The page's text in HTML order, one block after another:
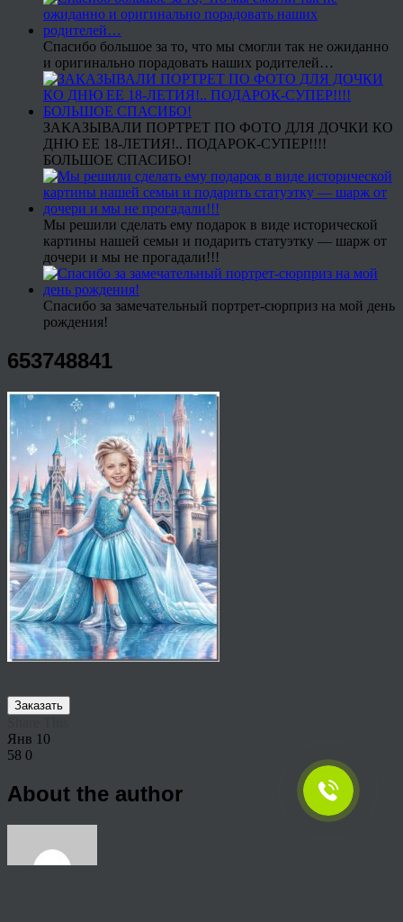
Спасибо большое за то, что мы смогли так не ожиданно
и оригинально порадовать наших родителей…
ЗАКАЗЫВАЛИ ПОРТРЕТ ПО ФОТО ДЛЯ ДОЧКИ КО
ДНЮ ЕЕ 18-ЛЕТИЯ!.. ПОДАРОК-СУПЕР!!!!
БОЛЬШОЕ СПАСИБО!
Мы решили сделать ему подарок в виде исторической
картины нашей семьи и подарить статуэтку — шарж от
дочери и мы не прогадали!!!
Спасибо за замечательный портрет-сюрприз на мой день
рождения!
653748841
Заказать
Янв 10
58 0
About the author